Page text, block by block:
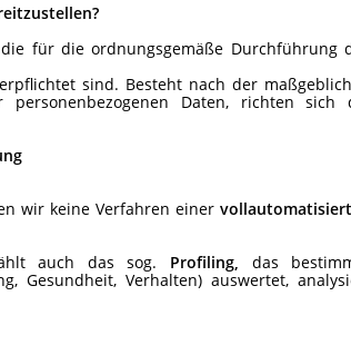
für die ordnungsgemäße Durchführung
sind. Besteht nach der
Daten, richten sich
wir keine Verfahren einer
auch das sog. Profiling,
das
Gesundheit, Verhalten) auswertet,